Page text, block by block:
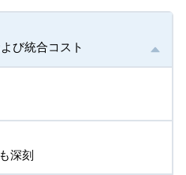
び統合コスト
深刻